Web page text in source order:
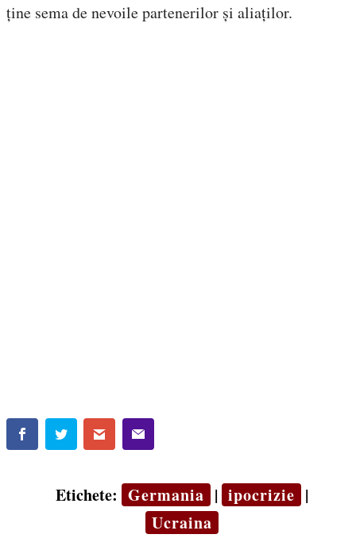
ține sema de nevoile partenerilor și aliaților.
Etichete: Germania | ipocrizie |
Ucraina